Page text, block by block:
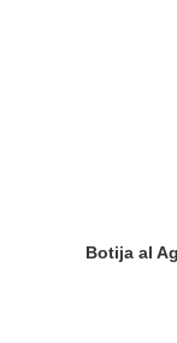
Botija al